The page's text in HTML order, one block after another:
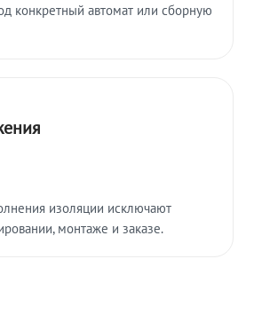
конкретный автомат или сборную
изоляции исключают
монтаже и заказе.